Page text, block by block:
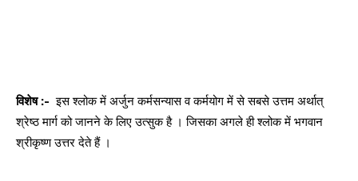
विशेष :- इस श्लोक में अर्जुन कर्मसन्यास व कर्मयोग में से सबसे उत्तम अर्थात्
श्रेष्ठ मार्ग को जानने के लिए उत्सुक है । जिसका अगले ही श्लोक में भगवान
श्रीकृष्ण उत्तर देते हैं ।